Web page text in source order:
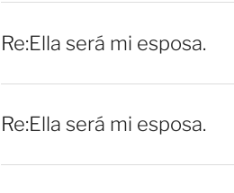
Re:Ella será mi esposa.
Re:Ella será mi esposa.